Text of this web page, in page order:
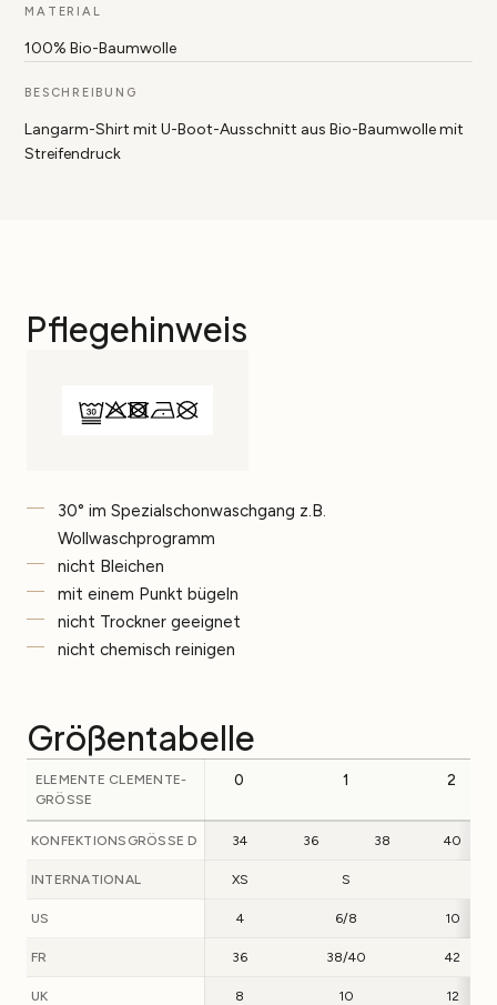
MATERIAL
100% Bio-Baumwolle
BESCHREIBUNG
Langarm-Shirt mit U-Boot-Ausschnitt aus Bio-Baumwolle mit
Streifendruck
Pflegehinweis
30° im Spezialschonwaschgang z.B.
Wollwaschprogramm
nicht Bleichen
mit einem Punkt bügeln
nicht Trockner geeignet
nicht chemisch reinigen
Größentabelle
ELEMENTE CLEMENTE-
GRÖSSE
0 1 2
KONFEKTIONSGRÖSSE D 34 36 38 40
INTERNATIONAL XS S
US 4 6/8 10
FR 36 38/40 42
UK 8 10 12